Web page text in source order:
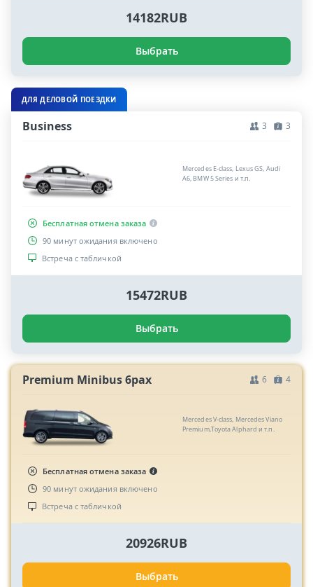
14182RUB
Выбрать
ДЛЯ ДЕЛОВОЙ ПОЕЗДКИ
Business 3 3
Mercedes E-class, Lexus GS, Audi
A6, BMW 5 Series и т.п.
Бесплатная отмена заказа
90 минут ожидания включено
Встреча с табличкой
15472RUB
Выбрать
Premium Minibus 6pax 6 4
Mercedes V-class, Mercedes Viano
Premium,Toyota Alphard и т.п.
Бесплатная отмена заказа
90 минут ожидания включено
Встреча с табличкой
20926RUB
Выбрать